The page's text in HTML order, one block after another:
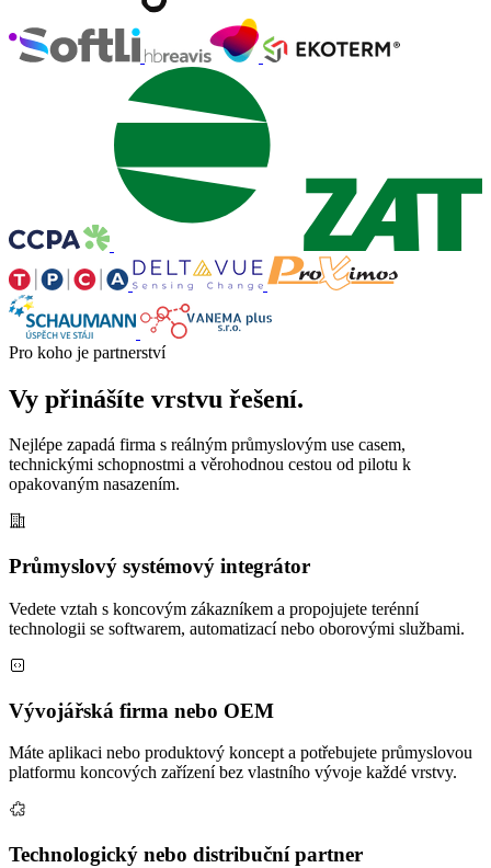
Pro koho je partnerství
Vy přinášíte vrstvu řešení.
Nejlépe zapadá firma s reálným průmyslovým use casem,
technickými schopnostmi a věrohodnou cestou od pilotu k
opakovaným nasazením.
Průmyslový systémový integrátor
Vedete vztah s koncovým zákazníkem a propojujete terénní
technologii se softwarem, automatizací nebo oborovými službami.
Vývojářská firma nebo OEM
Máte aplikaci nebo produktový koncept a potřebujete průmyslovou
platformu koncových zařízení bez vlastního vývoje každé vrstvy.
Technologický nebo distribuční partner